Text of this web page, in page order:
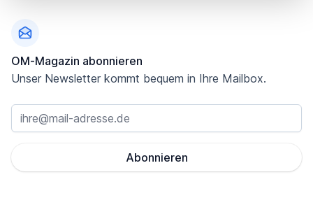
OM-Magazin abonnieren
Unser Newsletter kommt bequem in Ihre Mailbox.
Abonnieren